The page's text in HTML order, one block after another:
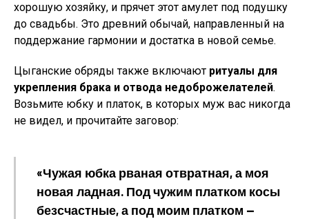
хорошую хозяйку, и прячет этот амулет под подушку
до свадьбы. Это древний обычай, направленный на
поддержание гармонии и достатка в новой семье.
Цыганские обряды также включают ритуалы для
укрепления брака и отвода недоброжелателей.
Возьмите юбку и платок, в которых муж вас никогда
не видел, и прочитайте заговор:
«Чужая юбка рваная отвратная, а моя
новая ладная. Под чужим платком косы
безсчастные, а под моим платком —